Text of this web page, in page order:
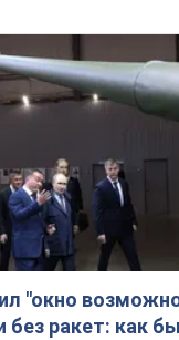
"окно
без ракет: как